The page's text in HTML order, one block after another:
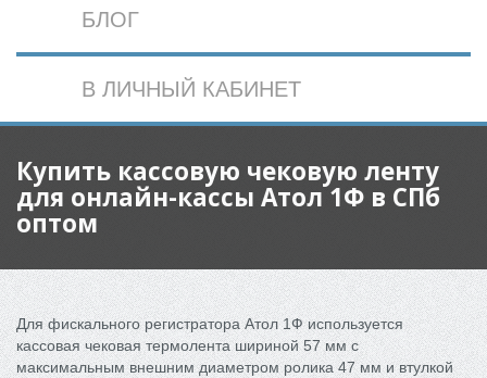
БЛОГ
В ЛИЧНЫЙ КАБИНЕТ
Купить кассовую чековую ленту
для онлайн-кассы Атол 1Ф в СПб
оптом
Для фискального регистратора Атол 1Ф используется
кассовая чековая термолента шириной 57 мм с
максимальным внешним диаметром ролика 47 мм и втулкой